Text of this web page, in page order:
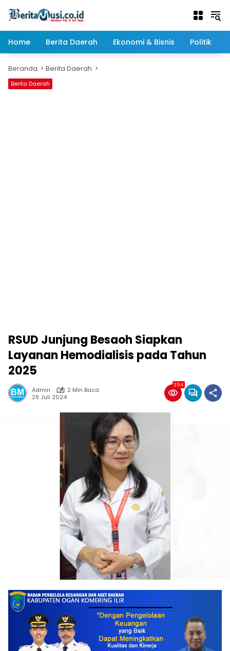
Home
Berita Daerah Ekonomi & Bisnis Politik
Beranda Berita Daerah
Berita Daerah
RSUD Junjung Besaoh Siapkan
Layanan Hemodialisis pada Tahun
2025
Admin
2 Min Baca
29 Juli 2024
294